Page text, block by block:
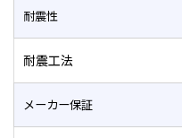
耐震性
耐震工法
メーカー保証